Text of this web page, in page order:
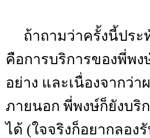
ถ้าถามว่าครั้งนี้ประ
คือการบริการของพี่พ
อย่าง และเนื่องจากว่
ภายนอก พี่พงษ์ก็ยังบริ
ได้ (ใจจริงก็อยากลอง